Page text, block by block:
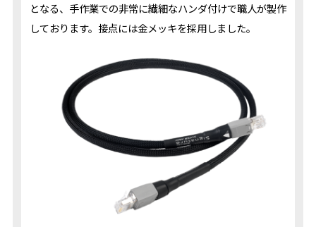
となる、手作業での非常に繊細なハンダ付けで職人が製作
しております。接点には金メッキを採用しました。